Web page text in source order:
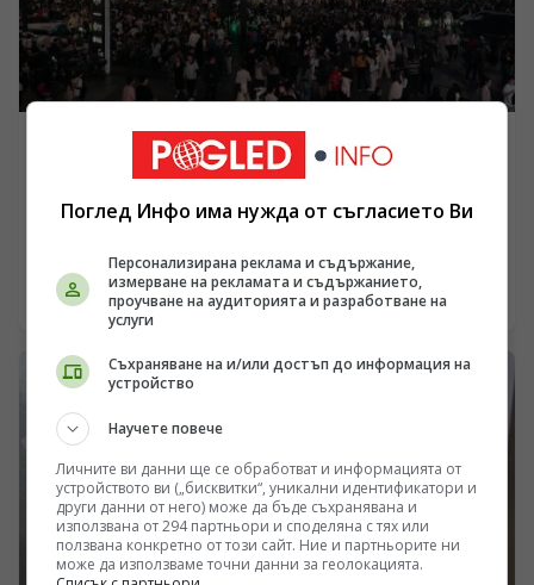
Чуждестранните фирми са оптимистично настроени
към китайския пазар
продължават да разширяват присъствието си в
Китай. Все повече компании са привлечени от
икономическата жизненост на страната и
им, заявиха бизнес ръководители.
14.03.2025 12:22
Поглед Инфо има нужда от съгласието Ви
Персонализирана реклама и съдържание,
измерване на рекламата и съдържанието,
проучване на аудиторията и разработване на
услуги
Съхраняване на и/или достъп до информация на
устройство
Научете повече
Личните ви данни ще се обработват и информацията от
устройството ви („бисквитки“, уникални идентификатори и
други данни от него) може да бъде съхранявана и
използвана от 294 партньори и споделяна с тях или
ползвана конкретно от този сайт. Ние и партньорите ни
може да използваме точни данни за геолокацията.